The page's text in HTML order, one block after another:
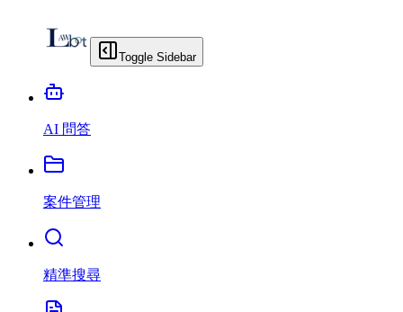
Toggle Sidebar
AI 問答
案件管理
精準搜尋